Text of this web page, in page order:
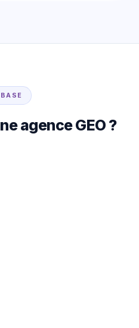
agence GEO ?